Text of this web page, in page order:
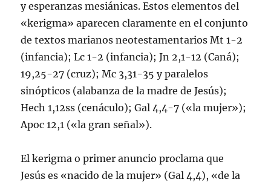
y esperanzas mesiánicas. Estos elementos del
«kerigma» aparecen claramente en el conjunto
de textos marianos neotestamentarios Mt 1-2
(infancia); Lc 1-2 (infancia); Jn 2,1-12 (Caná);
19,25-27 (cruz); Mc 3,31-35 y paralelos
sinópticos (alabanza de la madre de Jesús);
Hech 1,12ss (cenáculo); Gal 4,4-7 («la mujer»);
Apoc 12,1 («la gran señal»).
El kerigma o primer anuncio proclama que
Jesús es «nacido de la mujer» (Gal 4,4), «de la